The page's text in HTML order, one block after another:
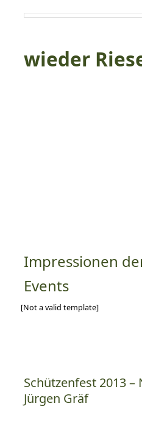
wieder
Impressionen
Events
[Not a valid template]
Schützenfest 2013 –
Jürgen Gräf